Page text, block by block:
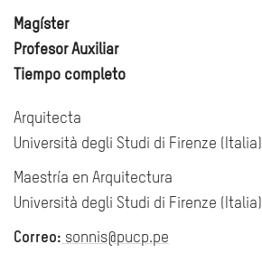
Magíster
Profesor Auxiliar
Tiempo completo
Arquitecta
Università degli Studi di Firenze (Italia)
Maestría en Arquitectura
Università degli Studi di Firenze (Italia)
Correo: sonnis@pucp.pe